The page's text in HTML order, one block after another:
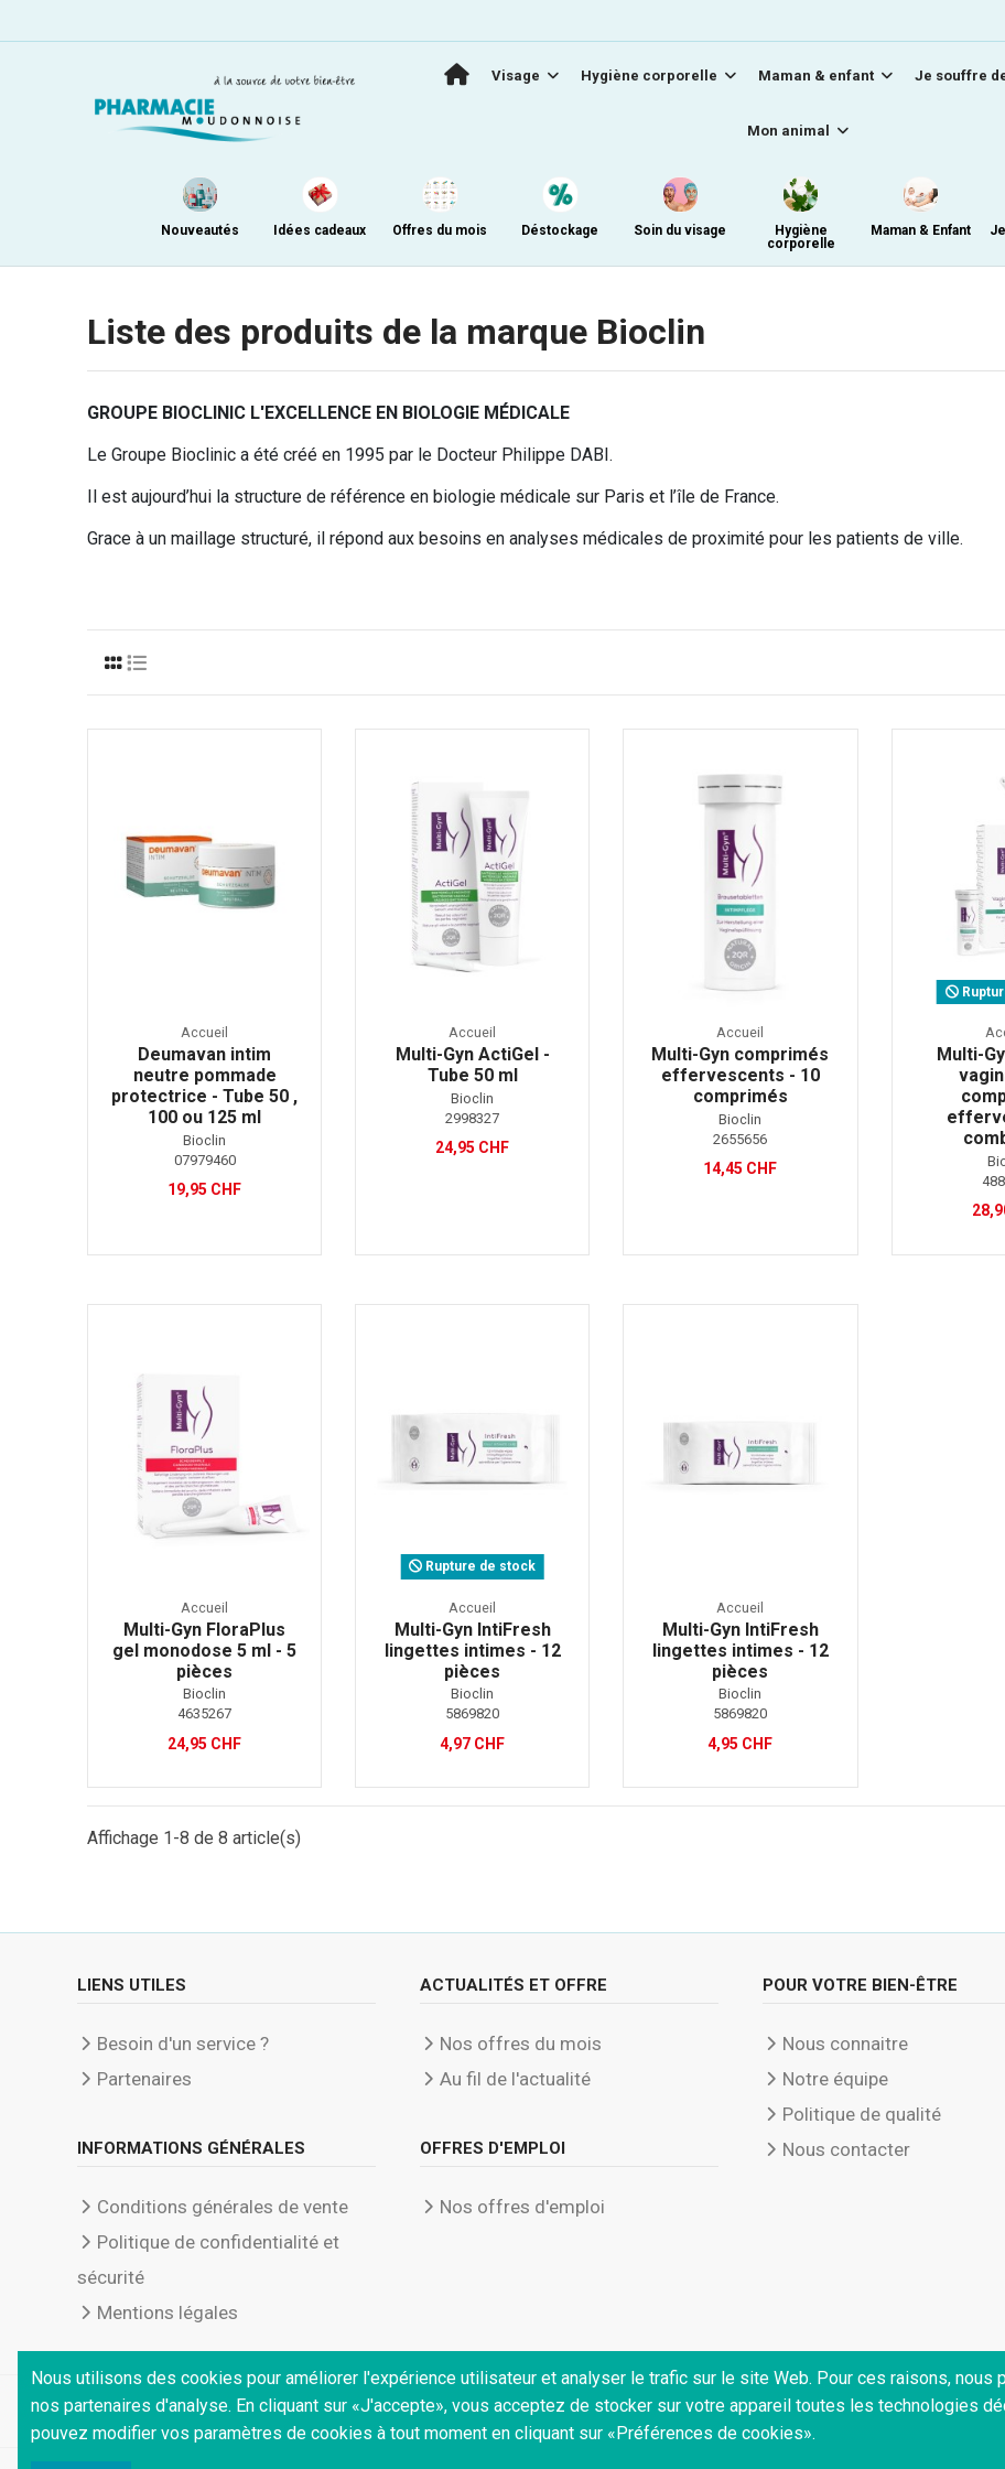
Visage Hygiène corporelle Maman & enfant Je souffre
Mon animal
Nouveautés Idées cadeaux Offres du mois Déstockage Soin du visage
Hygiène
corporelle
Maman & Enfant
Liste des produits de la marque Bioclin
GROUPE BIOCLINIC L'EXCELLENCE EN BIOLOGIE MÉDICALE
Le Groupe Bioclinic a été créé en 1995 par le Docteur Philippe DABI.
Il est aujourd’hui la structure de référence en biologie médicale sur Paris et l’île de France.
Grace à un maillage structuré, il répond aux besoins en analyses médicales de proximité pour les patients de ville.
Accueil
Deumavan intim
neutre pommade
protectrice - Tube 50 ,
100 ou 125 ml
Bioclin
07979460
19,95 CHF
Accueil
Multi-Gyn ActiGel -
Tube 50 ml
Bioclin
2998327
24,95 CHF
Accueil
Multi-Gyn comprimés
effervescents - 10
comprimés
Bioclin
2655656
14,45 CHF
Multi-
Accueil
Multi-Gyn FloraPlus
gel monodose 5 ml - 5
pièces
Bioclin
4635267
24,95 CHF
Rupture de stock
Accueil
Multi-Gyn IntiFresh
lingettes intimes - 12
pièces
Bioclin
5869820
4,97 CHF
Accueil
Multi-Gyn IntiFresh
lingettes intimes - 12
pièces
Bioclin
5869820
4,95 CHF
Affichage 1-8 de 8 article(s)
LIENS UTILES
Besoin d'un service ?
Partenaires
INFORMATIONS GÉNÉRALES
Conditions générales de vente
Politique de confidentialité et
sécurité
Mentions légales
ACTUALITÉS ET OFFRE
Nos offres du mois
Au fil de l'actualité
OFFRES D'EMPLOI
Nos offres d'emploi
POUR VOTRE BIEN-ÊTRE
Nous connaitre
Notre équipe
Politique de qualité
Nous contacter
Nous utilisons des cookies pour améliorer l'expérience utilisateur et analyser le trafic sur le site Web. Pour ces raisons,
nos partenaires d'analyse. En cliquant sur «J'accepte», vous acceptez de stocker sur votre appareil toutes les technologies
pouvez modifier vos paramètres de cookies à tout moment en cliquant sur «Préférences de cookies».